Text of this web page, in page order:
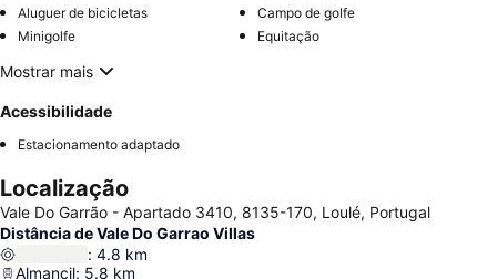
Aluguer de bicicletas
Campo de golfe
Minigolfe
Equitação
Mostrar mais
Acessibilidade
Estacionamento adaptado
Localização
Vale Do Garrão - Apartado 3410, 8135-170, Loulé, Portugal
Distância de Vale Do Garrao Villas
: 4.8 km
Almancil: 5.8 km